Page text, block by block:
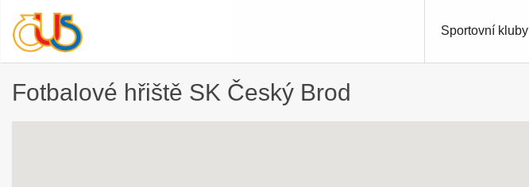
Sportovní kluby
Fotbalové hřiště SK Český Brod